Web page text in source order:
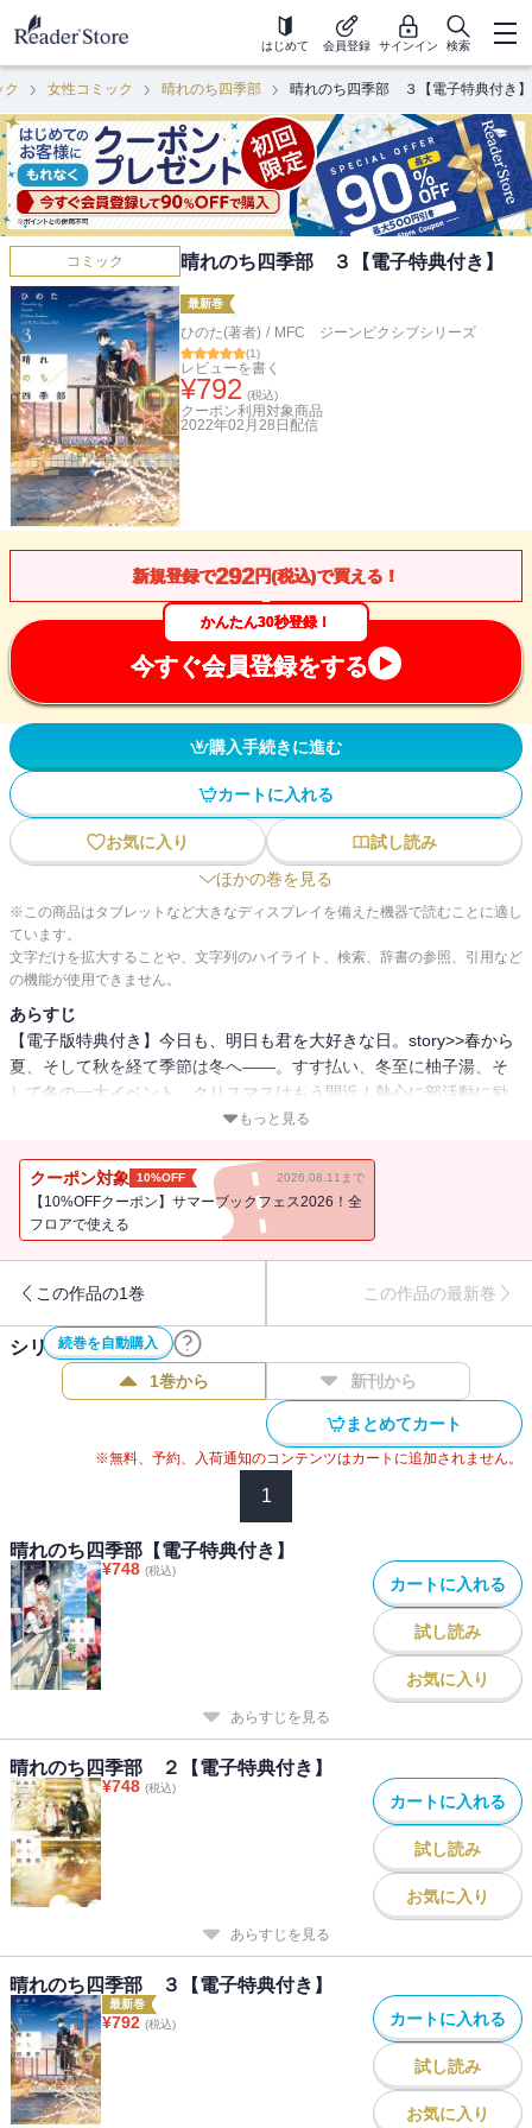
はじめて 会員登録 サインイン 検索
ク 女性コミック 晴れのち四季部 晴れのち四季部 ３【電子特典付き】
コミック 晴れのち四季部 ３【電子特典付き】
最新巻
ひのた(著者) / MFC ジーンピクシブシリーズ
(1)
レビューを書く
¥792 (税込)
クーポン利用対象商品
2022年02月28日 配信
新規登録で292円(税込)で買える！
かんたん30秒登録！
今すぐ会員登録をする
購入手続きに進む
カートに入れる
お気に入り
試し読み
ほかの巻を見る
※この商品はタブレットなど大きなディスプレイを備えた機器で読むことに適し
ています。
文字だけを拡大することや、文字列のハイライト、検索、辞書の参照、引用など
の機能が使用できません。
あらすじ
【電子版特典付き】今日も、明日も君を大好きな日。story>>春から
夏、そして秋を経て季節は冬へ――。すす払い、冬至に柚子湯、そ
して冬の一大イベント、クリスマスはもう間近！熱心に部活動に励
む日乃と一瀬。サッカー部の雷と千秋も他人事ではなくなり！？ク
ろしマンガ収録☆電子書籍限定特典として、カバー表１イラスト解
説を収録☆■収録内容・第11話～第15話・・・『COMICフルール』
掲載作品を加筆修正・「マシュマロ」「ぽかぽか」「某カップル」
1P+「12話未公開ラフ+ちょこっとプロフィール」1P・電子版特典カ
バー表１イラスト解説
もっと見る
クーポン対象 10%OFF 2026.08.11まで
【10%OFFクーポン】サマーブックフェス2026！全
フロアで使える
この作品の1巻 この作品の最新巻
続巻を自動購入
シリーズ作品(3件)
1巻から 新刊から
まとめてカート
※無料、予約、入荷通知のコンテンツはカートに追加されません。
1
晴れのち四季部【電子特典付き】
¥748 (税込)
カートに入れる
試し読み
お気に入り
あらすじを見る
晴れのち四季部 ２【電子特典付き】
¥748 (税込)
カートに入れる
試し読み
お気に入り
あらすじを見る
晴れのち四季部 ３【電子特典付き】
最新巻
¥792 (税込) カートに入れる
試し読み
お気に入り